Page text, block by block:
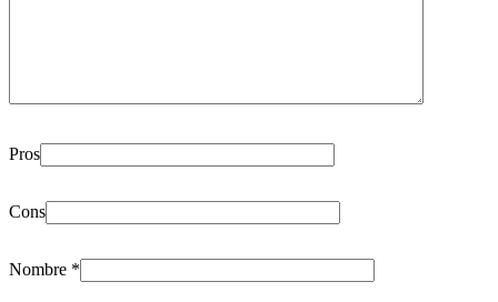
Pros
Cons
Nombre *